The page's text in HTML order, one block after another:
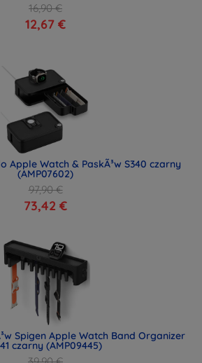
16,90 €
12,67 €
Apple Watch & PaskÃ³w S340 czarny
(AMP07602)
97,90 €
73,42 €
Spigen Apple Watch Band Organizer
czarny (AMP09445)